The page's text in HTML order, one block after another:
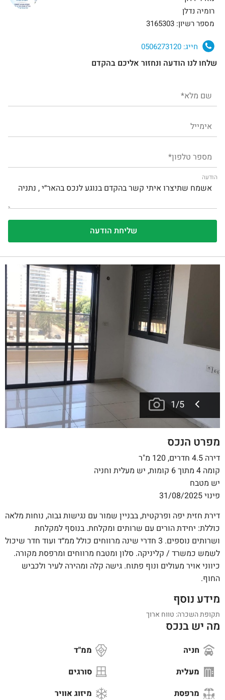
רומיה נדלן
מספר רשיון: 3165303
חייג:
שלחו לנו הודעה ונחזור אליכם בהקדם
הודעה
1/5
מפרט הנכס
דירה 4.5 חדרים, 120 מ"ר
קומה 4 מתוך 6 קומות, יש מעלית וחניה
יש מטבח
פינוי 31/08/2025
דירת חזית יפה ופרקטית, בבניין שמור עם נגישות גבוה, נוחות מלאה
כוללת: יחידת הורים עם שרותים ומקלחת. בנוסף למקלחת
ושרותים נוספים. 3 חדרי שינה מרווחים כולל ממ״ד ועוד חדר שיכול
לשמש כמשרד / קליניקה. סלון ומטבח מרווחים ומרפסת מקורה.
כיווני אויר מעולים ונוף פתוח. גישה קלה ומהירה לעיר ולכביש
החוף.
מידע נוסף
תקופת השכרה: טווח ארוך
מה יש בנכס
חניה
ממ"ד
מעלית
סורגים
מרפסת
מיזוג אוויר